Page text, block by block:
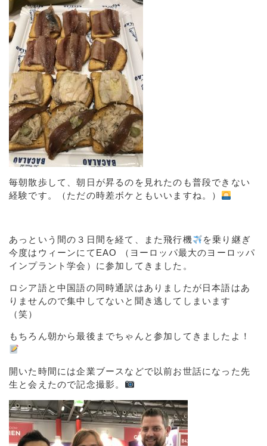
毎朝散歩して、朝日が昇るのを見れたのも普段できない
経験です。（ただの時差ボケともいいますね。）
あっという間の３日間を経て、また飛行機
を乗り継ぎ
今度はウィーンにてEAO （ヨーロッパ最大のヨーロッパ
インプラント学会）に参加してきました。
ロシア語と中国語の同時通訳はありましたが日本語はあ
りませんので集中してないと聞き逃してしまいます
（笑）
もちろん朝から最後までちゃんと参加してきましたよ！
開いた時間には企業ブースなどで以前お世話になった先
生と会えたので記念撮影。